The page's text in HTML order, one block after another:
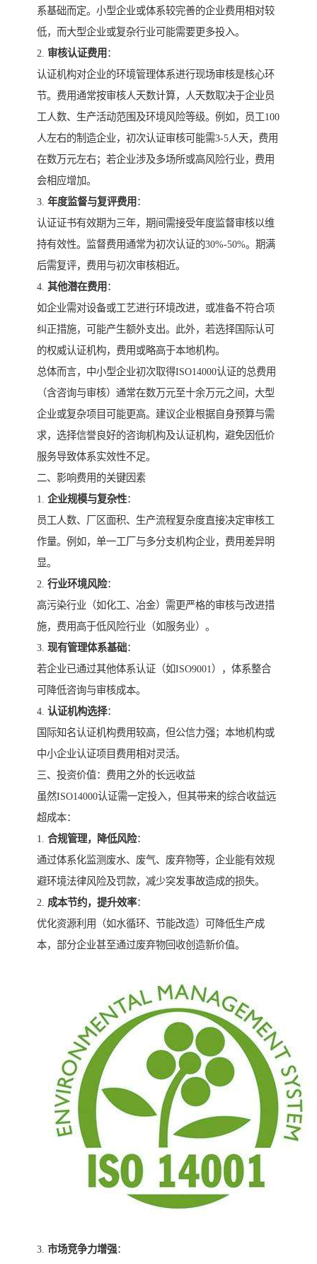
系基础而定。小型企业或体系较完善的企业费用相对较
低，而大型企业或复杂行业可能需要更多投入。
2. 审核认证费用 ：
认证机构对企业的环境管理体系进行现场审核是核心环
节。费用通常按审核人天数计算，人天数取决于企业员
工人数、生产活动范围及环境风险等级。例如，员工100
人左右的制造企业，初次认证审核可能需3-5人天，费用
在数万元左右；若企业涉及多场所或高风险行业，费用
会相应增加。
3. 年度监督与复评费用 ：
认证证书有效期为三年，期间需接受年度监督审核以维
持有效性。监督费用通常为初次认证的30%-50%。期满
后需复评，费用与初次审核相近。
4. 其他潜在费用 ：
如企业需对设备或工艺进行环境改进，或准备不符合项
纠正措施，可能产生额外支出。此外，若选择国际认可
的权威认证机构，费用或略高于本地机构。
总体而言，中小型企业初次取得ISO14000认证的总费用
（含咨询与审核）通常在数万元至十余万元之间，大型
企业或复杂项目可能更高。建议企业根据自身预算与需
求，选择信誉良好的咨询机构及认证机构，避免因低价
服务导致体系实效性不足。
二、影响费用的关键因素
1. 企业规模与复杂性：
员工人数、厂区面积、生产流程复杂度直接决定审核工
作量。例如，单一工厂与多分支机构企业，费用差异明
显。
2. 行业环境风险：
高污染行业（如化工、冶金）需更严格的审核与改进措
施，费用高于低风险行业（如服务业）。
3. 现有管理体系基础：
若企业已通过其他体系认证（如ISO9001），体系整合
可降低咨询与审核成本。
4. 认证机构选择：
国际知名认证机构费用较高，但公信力强；本地机构或
中小企业认证项目费用相对灵活。
三、投资价值：费用之外的长远收益
虽然ISO14000认证需一定投入，但其带来的综合收益远
超成本：
1. 合规管理，降低风险：
通过体系化监测废水、废气、废弃物等，企业能有效规
避环境法律风险及罚款，减少突发事故造成的损失。
2. 成本节约，提升效率：
优化资源利用（如水循环、节能改造）可降低生产成
本，部分企业甚至通过废弃物回收创造新价值。
3. 市场竞争力增强：